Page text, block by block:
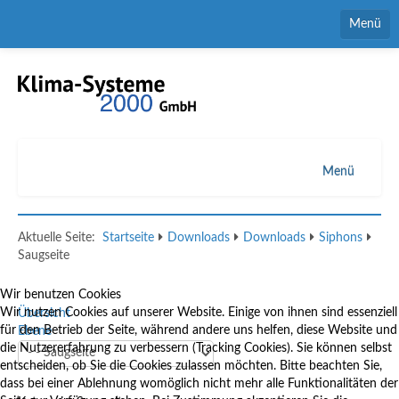
Menü
Home
Stellenmarkt
Menü
Luftbefeuchter
Verdunstungskühler
Siphons
Anwendungen
Service
Aktuelle Seite: Startseite Downloads Downloads
Siphons
Saugseite
Übersicht
Ebene
Wir benutzen Cookies
Wir nutzen Cookies auf unserer Website. Einige von ihnen sind essenziell
für den Betrieb der Seite, während andere uns helfen, diese Website und
die Nutzererfahrung zu verbessern (Tracking Cookies). Sie können selbst
entscheiden, ob Sie die Cookies zulassen möchten. Bitte beachten Sie,
dass bei einer Ablehnung womöglich nicht mehr alle Funktionalitäten der